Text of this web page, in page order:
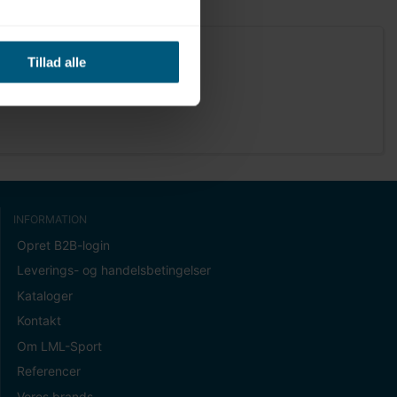
Tillad alle
INFORMATION
Opret B2B-login
Leverings- og handelsbetingelser
Kataloger
Kontakt
Om LML-Sport
Referencer